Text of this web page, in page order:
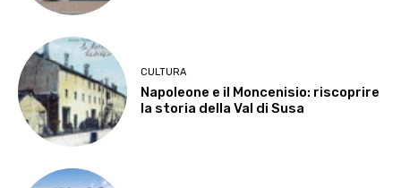
CULTURA
Napoleone e il Moncenisio: riscoprire
la storia della Val di Susa